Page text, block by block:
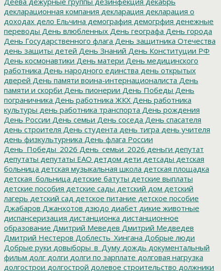
декларационная компания декларация декларация о
доходах дело Ельчина демография демогрфия денежные
переводы День влюбленных День географа День города
День Государственного флага День защитника Отечества
день защиты детей День Знаний День Конституции РФ
День космонавтики День матери День медицинского
работника День народного единства день открытых
дверей День памяти воина-интернационалиста День
памяти и скорби День пионерии День Победы День
пограничника День работника ЖКХ День работника
культуры день работника транспорта День рождения
День России День семьи День соседа День спасателя
день строителя День студента день тигра день учителя
день физкультурника День флага России
День_Победы_2026 День_семьи_2026 деньги депутат
депутаты депутаты ЕАО детдом дети детсады детская
больница детская музыкальная школа детская площадка
детская_больница детские батуты детские выплаты
детские пособия детские сады детский дом детский
лагерь детский сад детское питание детское пособие
Джабаров Джанхотов дзюдо диабет дикие животные
диспансеризация дистанционка дистанционное
образование Дмитрий Меведев Дмитрий Медведев
Дмитрий Нестеров Доблесть_Хингана Добрые люди
Добрые руки довыборы_в_Думу дождь документальный
фильм долг долги долги по зарплате долговая нагрузка
долгострои долгострой долевое строительство должники